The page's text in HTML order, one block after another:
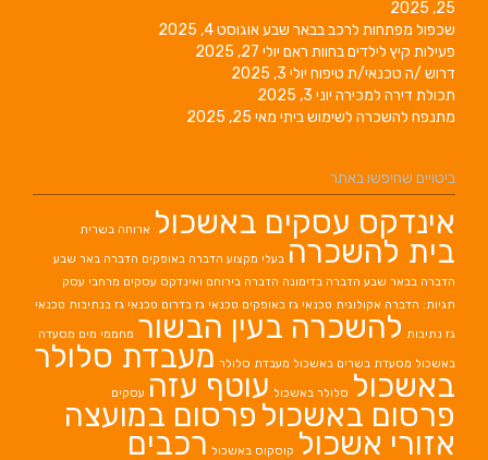
25, 2025
שכפול מפתחות לרכב בבאר שבעאוגוסט 4, 2025
פעילות קיץ לילדים בחוות ראם יולי 27, 2025
דרוש /ה טכנאי/ת טיפוח יולי 3, 2025
תכולת דירה למכירה יוני 3, 2025
מתנפח להשכרה לשימוש ביתי מאי 25, 2025
ביטויים שחיפשו באתר
אינדקס עסקים באשכול ארוחה בשרית
בית להשכרה בעלי מקצוע הדברה באופקים הדברה באר שבע
הדברה בבאר שבע הדברה בדימונה הדברה בירוחם ואינדקס עסקים מרחבי עסק
תגיות: הדברה אקולוגית טכנאי גז באופקים טכנאי גז בדרום טכנאי גז בנתיבות טכנאי
גז נתיבות להשכרה בעין הבשור מחממי מים מסעדה
באשכול מסעדת בשרים באשכול מעבדת סלולר מעבדת סלולר
באשכול סלולר באשכול עוטף עזה עסקים
פרסום באשכול פרסום במועצה
אזורי אשכול קוסקוס באשכול רכבים